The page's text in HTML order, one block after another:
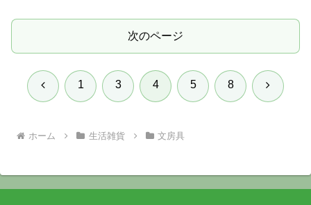
次のページ
前 1 3 4 5 8 次
ホーム 生活雑貨 文房具